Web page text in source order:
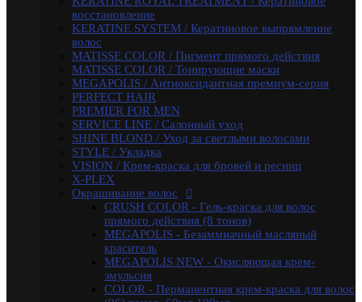
BLOND / Осветляющий порошок
OXY - Окислительная эмульсия
N-JOY / Перманентная крем-краска для волос
N-JOY - Окисляющий крем-активатор
PERFORMANCE / Стойкая крем-краска
PERFORMANCE / Осветление
PERFORMANCE / Окисляющая эмульсия
SILK TOUCH - Безаммиачный стойкий
краситель
SILK TOUCH - Безаммиачный Осветляющий
Крем
SILK TOUCH / Окисляющая Крем-Эмульсия
Fluid pre-color - Флюид-препигментатор
Kondor
ARABIAN SPA / Сандал для волос и кожи голоаы
ARABIAN SPA / Сандал для тела
SKINCARE / Для лица
FAST SHADE / Краситель для волос и бороды
HAIR & BODY / Волосы & Тело
MY BEARD / Борода, Усы, Бритье
RE STYLE / Стайлинговые средства
Инструменты & Аксессуары
восстановление
KERATINE SYSTEM / Кератиновое выпрямление
волос
MATISSE COLOR / Пигмент прямого действия
MATISSE COLOR / Тонирующие маски
MEGAPOLIS / Антиоксидантная премиум-серия
PERFECT HAIR
PREMIER FOR MEN
SERVICE LINE / Салонный уход
SHINE BLOND / Уход за светлыми волосами
STYLE / Укладка
VISION / Крем-краска для бровей и ресниц
X-PLEX
Окрашивание волос
CRUSH COLOR - Гель-краска для волос
прямого действия (8 тонов)
MEGAPOLIS - Безаммиачный масляный
краситель
MEGAPOLIS NEW - Окисляющая крем-
эмульсия
COLOR - Перманентная крем-краска для волос